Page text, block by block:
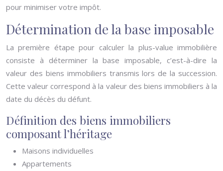
pour minimiser votre impôt.
Détermination de la base imposable
La première étape pour calculer la plus-value immobilière
consiste à déterminer la base imposable, c’est-à-dire la
valeur des biens immobiliers transmis lors de la succession.
Cette valeur correspond à la valeur des biens immobiliers à la
date du décès du défunt.
Définition des biens immobiliers
composant l’héritage
Maisons individuelles
Appartements